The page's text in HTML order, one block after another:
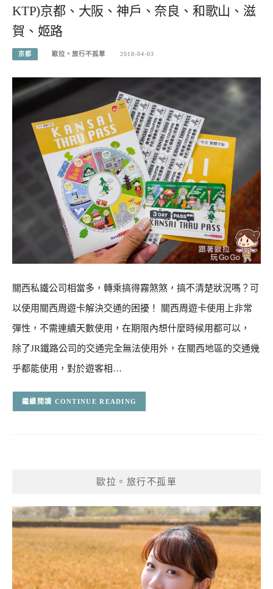
KTP)京都、大阪、神戶、奈良、和歌山、滋
賀、姬路
京都 歐拉。旅行不孤單 2018-04-03
關西私鐵公司相當多，轉乘搞得霧煞煞，搞不清楚狀況嗎？可
以使用關西周遊卡解決交通的困擾！ 關西周遊卡使用上非常
彈性，不需連續天數使用，在期限內想什麼時候用都可以，
除了JR鐵路公司的交通完全無法使用外，在關西地區的交通幾
乎都能使用，對於遊客相…
CONTINUE READING
歐拉。旅行不孤單